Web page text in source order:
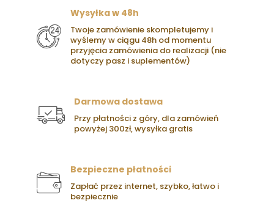
Wysyłka w 48h
Twoje zamówienie skompletujemy i
wyślemy w ciągu 48h od momentu
przyjęcia zamówienia do realizacji (nie
dotyczy pasz i suplementów)
Darmowa dostawa
Przy płatności z góry, dla zamówień
powyżej 300zł, wysyłka gratis
Bezpieczne płatności
Zapłać przez internet, szybko, łatwo i
bezpiecznie